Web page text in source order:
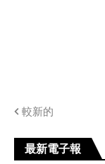
較新的
最新電子報